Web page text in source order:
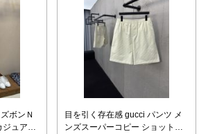
ボンＮ
ジュアル
目を引く存在感 gucci パンツ メ
ンズスーパーコピー ショットパ